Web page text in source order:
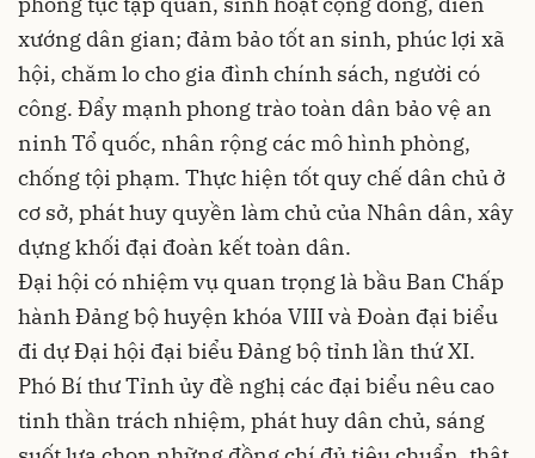
xướng dân gian; đảm bảo tốt an sinh, phúc lợi xã
hội, chăm lo cho gia đình chính sách, người có
công. Đẩy mạnh phong trào toàn dân bảo vệ an
ninh Tổ quốc, nhân rộng các mô hình phòng,
chống tội phạm. Thực hiện tốt quy chế dân chủ ở
cơ sở, phát huy quyền làm chủ của Nhân dân, xây
dựng khối đại đoàn kết toàn dân.
Đại hội có nhiệm vụ quan trọng là bầu Ban Chấp
hành Đảng bộ huyện khóa VIII và Đoàn đại biểu
đi dự Đại hội đại biểu Đảng bộ tỉnh lần thứ XI.
Phó Bí thư Tỉnh ủy đề nghị các đại biểu nêu cao
tinh thần trách nhiệm, phát huy dân chủ, sáng